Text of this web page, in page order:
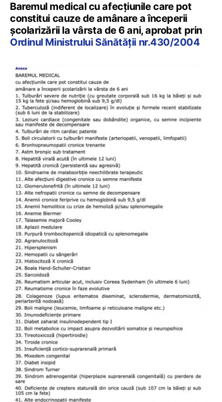
Baremul medical cu afecţiunile care pot
constitui cauze de amânare a începerii
şcolarizării la vârsta de 6 ani, aprobat prin
Ordinul Ministrului Sănătății nr.430/2004